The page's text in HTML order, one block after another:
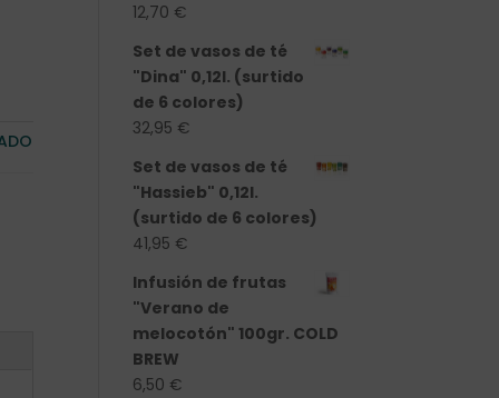
12,70 €
Set de vasos de té
"Dina" 0,12l. (surtido
de 6 colores)
32,95 €
Set de vasos de té
"Hassieb" 0,12l.
(surtido de 6 colores)
41,95 €
Infusión de frutas
"Verano de
melocotón" 100gr. COLD
BREW
6,50 €